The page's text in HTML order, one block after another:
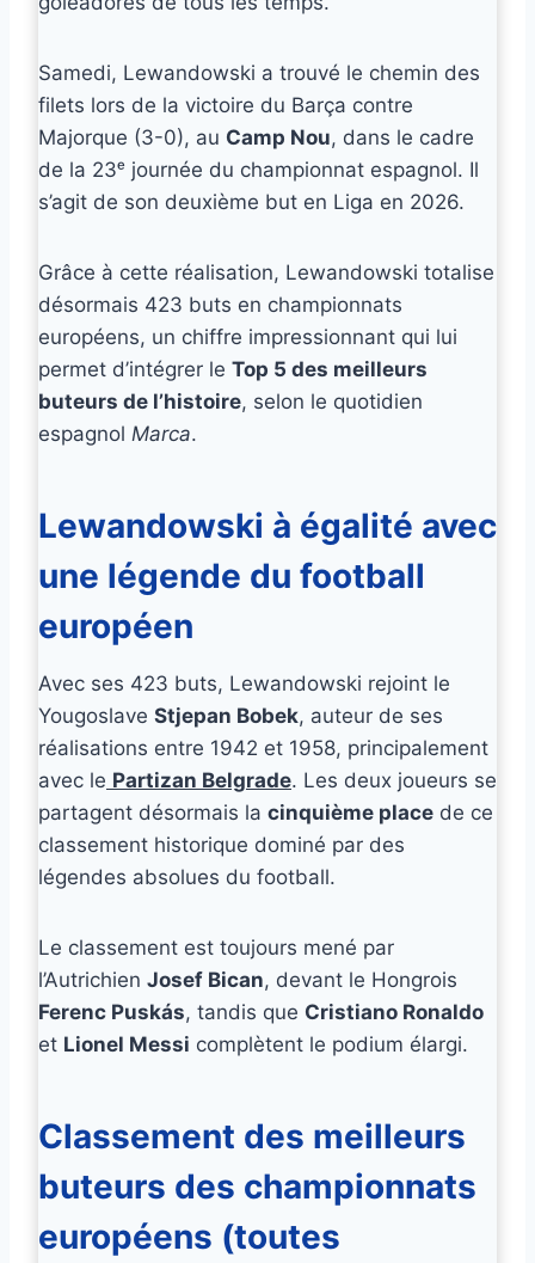
Samedi, Lewandowski a trouvé le chemin des
filets lors de la victoire du Barça contre
Majorque (3-0), au Camp Nou, dans le cadre
de la 23ᵉ journée du championnat espagnol. Il
s’agit de son deuxième but en Liga en 2026.
Grâce à cette réalisation, Lewandowski totalise
désormais 423 buts en championnats
européens, un chiffre impressionnant qui lui
permet d’intégrer le Top 5 des meilleurs
buteurs de l’histoire, selon le quotidien
espagnol Marca.
Lewandowski à égalité avec
une légende du football
européen
Avec ses 423 buts, Lewandowski rejoint le
Yougoslave Stjepan Bobek, auteur de ses
réalisations entre 1942 et 1958, principalement
avec le Partizan Belgrade. Les deux joueurs se
partagent désormais la cinquième place de ce
classement historique dominé par des
légendes absolues du football.
Le classement est toujours mené par
l’Autrichien Josef Bican, devant le Hongrois
Ferenc Puskás, tandis que Cristiano Ronaldo
et Lionel Messi complètent le podium élargi.
Classement des meilleurs
buteurs des championnats
européens (toutes